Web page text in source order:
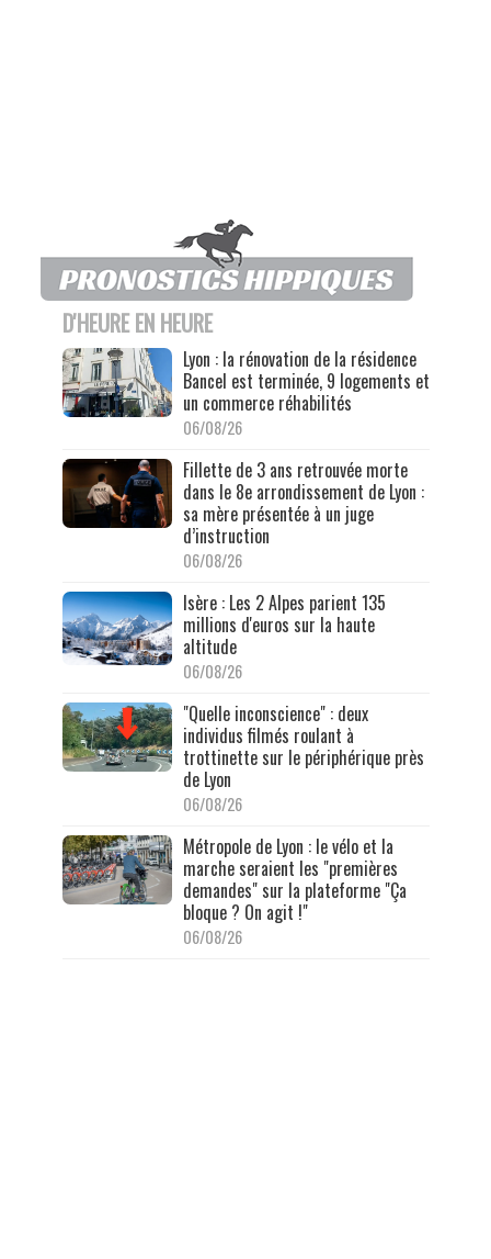
D'HEURE EN HEURE
Lyon : la rénovation de la résidence
Bancel est terminée, 9 logements et
un commerce réhabilités
06/08/26
Fillette de 3 ans retrouvée morte
dans le 8e arrondissement de Lyon :
sa mère présentée à un juge
d’instruction
06/08/26
Isère : Les 2 Alpes parient 135
millions d'euros sur la haute
altitude
06/08/26
"Quelle inconscience" : deux
individus filmés roulant à
trottinette sur le périphérique près
de Lyon
06/08/26
Métropole de Lyon : le vélo et la
marche seraient les "premières
demandes" sur la plateforme "Ça
bloque ? On agit !"
06/08/26